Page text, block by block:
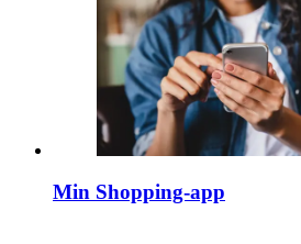
Min Shopping-app